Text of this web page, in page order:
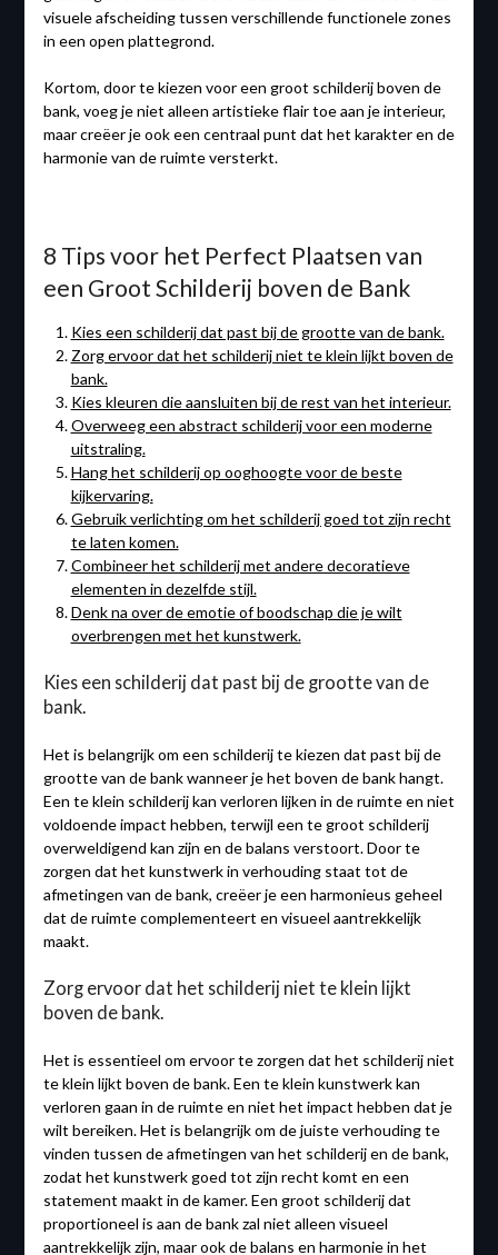
visuele afscheiding tussen verschillende functionele zones
in een open plattegrond.
Kortom, door te kiezen voor een groot schilderij boven de
bank, voeg je niet alleen artistieke flair toe aan je interieur,
maar creëer je ook een centraal punt dat het karakter en de
harmonie van de ruimte versterkt.
8 Tips voor het Perfect Plaatsen van
een Groot Schilderij boven de Bank
Kies een schilderij dat past bij de grootte van de bank.
Zorg ervoor dat het schilderij niet te klein lijkt boven de
bank.
Kies kleuren die aansluiten bij de rest van het interieur.
Overweeg een abstract schilderij voor een moderne
uitstraling.
Hang het schilderij op ooghoogte voor de beste
kijkervaring.
Gebruik verlichting om het schilderij goed tot zijn recht
te laten komen.
Combineer het schilderij met andere decoratieve
elementen in dezelfde stijl.
Denk na over de emotie of boodschap die je wilt
overbrengen met het kunstwerk.
Kies een schilderij dat past bij de grootte van de
bank.
Het is belangrijk om een schilderij te kiezen dat past bij de
grootte van de bank wanneer je het boven de bank hangt.
Een te klein schilderij kan verloren lijken in de ruimte en niet
voldoende impact hebben, terwijl een te groot schilderij
overweldigend kan zijn en de balans verstoort. Door te
zorgen dat het kunstwerk in verhouding staat tot de
afmetingen van de bank, creëer je een harmonieus geheel
dat de ruimte complementeert en visueel aantrekkelijk
maakt.
Zorg ervoor dat het schilderij niet te klein lijkt
boven de bank.
Het is essentieel om ervoor te zorgen dat het schilderij niet
te klein lijkt boven de bank. Een te klein kunstwerk kan
verloren gaan in de ruimte en niet het impact hebben dat je
wilt bereiken. Het is belangrijk om de juiste verhouding te
vinden tussen de afmetingen van het schilderij en de bank,
zodat het kunstwerk goed tot zijn recht komt en een
statement maakt in de kamer. Een groot schilderij dat
proportioneel is aan de bank zal niet alleen visueel
aantrekkelijk zijn, maar ook de balans en harmonie in het